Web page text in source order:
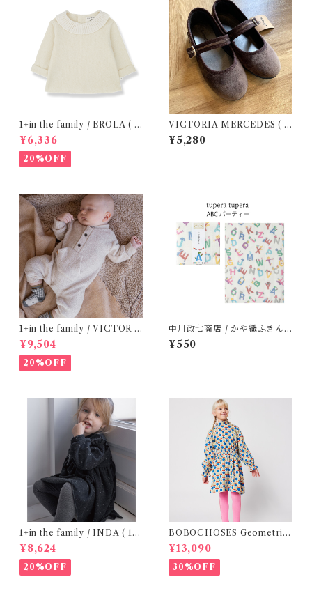
1+in the family / EROLA ( 2
4m )
¥6,336
20%OFF
VICTORIA MERCEDES ( 2
9-34 / Testa )
¥5,280
1+in the family / VICTOR (
12m )
¥9,504
20%OFF
中川政七商店 / かや織ふきん (
tupera tupera ABCパーティ
ー)
¥550
1+in the family / INDA ( 12-
48m )
¥8,624
20%OFF
BOBOCHOSES Geometric
Scacs all over dress / 4-8Y
¥13,090
30%OFF